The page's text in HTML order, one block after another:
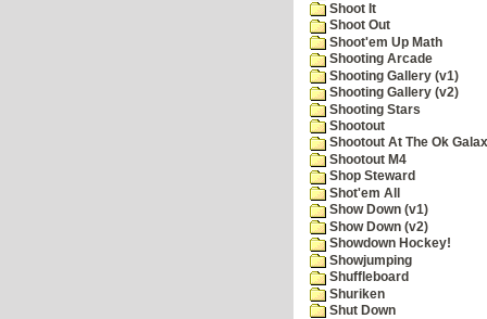
Shoot It
Shoot Out
Shoot'em Up Math
Shooting Arcade
Shooting Gallery (v1)
Shooting Gallery (v2)
Shooting Stars
Shootout
Shootout At The Ok
Shootout M4
Shop Steward
Shot'em All
Show Down (v1)
Show Down (v2)
Showdown Hockey!
Showjumping
Shuffleboard
Shuriken
Shut Down